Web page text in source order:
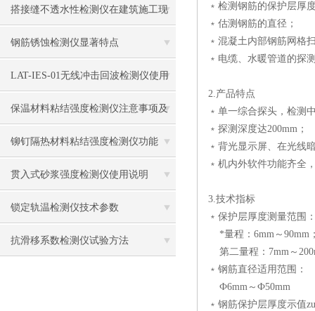
果的因素有哪些？
搭接缝不透水性检测仪在建筑施工现
场中的应用
钢筋锈蚀检测仪显著特点
LAT-IES-01无线冲击回波检测仪使用
操作方法
保温材料粘结强度检测仪注意事项及
保养
铆钉隔热材料粘结强度检测仪功能
贯入式砂浆强度检测仪使用说明
锁定轨温检测仪技术参数
抗滑移系数检测仪试验方法
﹡检测钢筋的保护层厚
﹡估测钢筋的直径；
﹡混凝土内部钢筋网格
﹡电缆、水暖管道的探
2.产品特点
﹡单一综合探头，检测
﹡探测深度达200mm；
﹡背光显示屏、在光线
﹡机内外软件功能齐全
3.技术指标
﹡保护层厚度测量范围
*量程：6mm～90mm
第二量程：7mm～
﹡钢筋直径适用范围：
Ф6mm～Ф50mm
﹡钢筋保护层厚度示值